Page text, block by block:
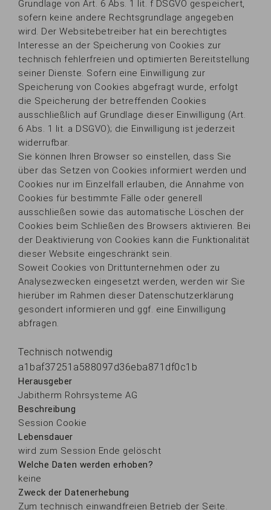
Grundlage von Art. 6 Abs. 1 lit. f DSGVO gespeichert,
sofern keine andere Rechtsgrundlage angegeben
wird. Der Websitebetreiber hat ein berechtigtes
Interesse an der Speicherung von Cookies zur
technisch fehlerfreien und optimierten Bereitstellung
seiner Dienste. Sofern eine Einwilligung zur
Speicherung von Cookies abgefragt wurde, erfolgt
die Speicherung der betreffenden Cookies
ausschließlich auf Grundlage dieser Einwilligung (Art.
6 Abs. 1 lit. a DSGVO); die Einwilligung ist jederzeit
widerrufbar.
Sie können Ihren Browser so einstellen, dass Sie
über das Setzen von Cookies informiert werden und
Cookies nur im Einzelfall erlauben, die Annahme von
Cookies für bestimmte Fälle oder generell
ausschließen sowie das automatische Löschen der
Cookies beim Schließen des Browsers aktivieren. Bei
der Deaktivierung von Cookies kann die Funktionalität
dieser Website eingeschränkt sein.
Soweit Cookies von Drittunternehmen oder zu
Analysezwecken eingesetzt werden, werden wir Sie
hierüber im Rahmen dieser Datenschutzerklärung
gesondert informieren und ggf. eine Einwilligung
abfragen.
Technisch notwendig
a1baf37251a588097d36eba871df0c1b
Herausgeber
Jabitherm Rohrsysteme AG
Beschreibung
Session Cookie
Lebensdauer
wird zum Session Ende gelöscht
Welche Daten werden erhoben?
keine
Zweck der Datenerhebung
Zum technisch einwandfreien Betrieb der Seite.